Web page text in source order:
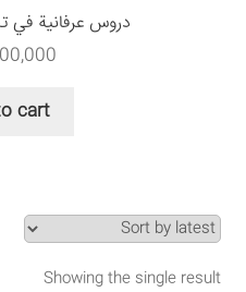
دروس عرفانية في
cart
Showing the single result